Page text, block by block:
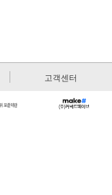
고객센터